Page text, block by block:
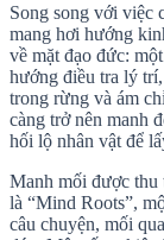
Song song với việc
mang hơi hướng
về mặt đạo đức:
hướng điều tra lý
trong rừng và ám
càng trở nên manh
hối lộ nhân vật để
Manh mối được thu
là “Mind Roots”,
câu chuyện, mối